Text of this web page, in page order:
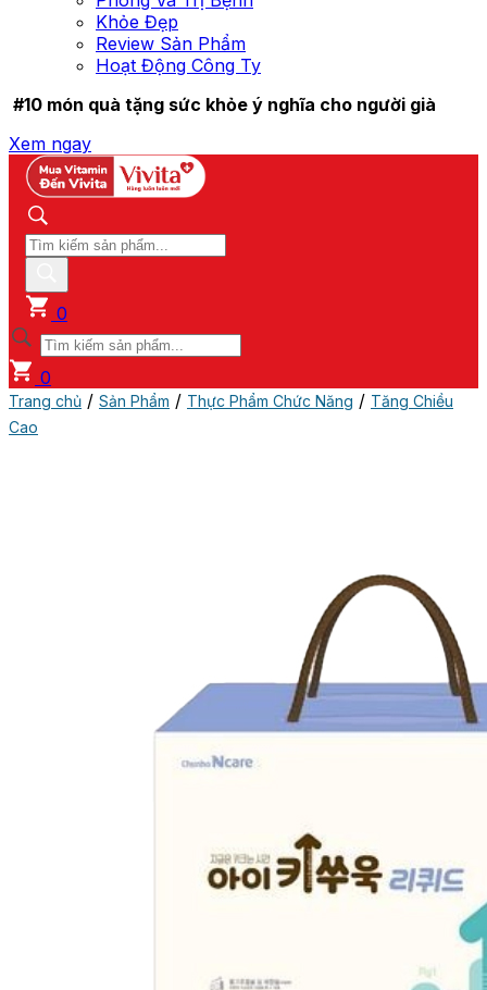
Khỏe Đẹp
Review Sản Phẩm
Hoạt Động Công Ty
#10 món quà tặng sức khỏe ý nghĩa cho người già
Xem ngay
0
0
Trang chủ / Sản Phẩm / Thực Phẩm Chức Năng / Tăng Chiều
Cao